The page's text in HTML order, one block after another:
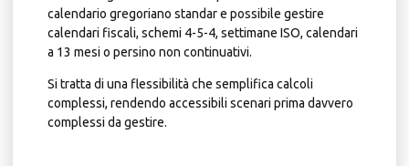
calendario gregoriano standar e possibile gestire
calendari fiscali, schemi 4-5-4, settimane ISO, calendari
a 13 mesi o persino non continuativi.
Si tratta di una flessibilità che semplifica calcoli
complessi, rendendo accessibili scenari prima davvero
complessi da gestire.